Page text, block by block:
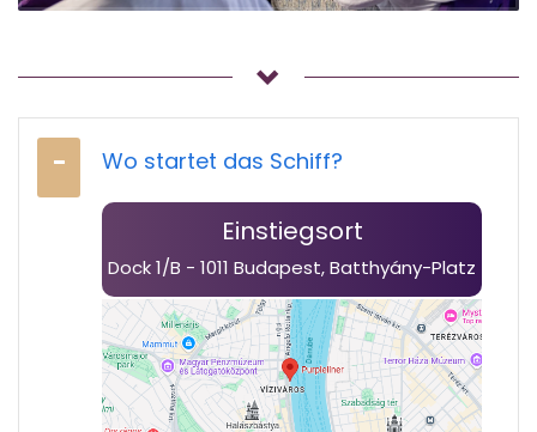
Wo startet das Schiff?
Einstiegsort
Dock 1/B - 1011 Budapest, Batthyány-Platz